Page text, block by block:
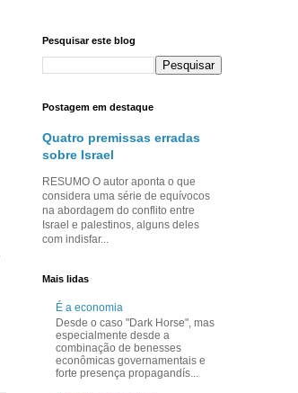
Pesquisar este blog
Postagem em destaque
Quatro premissas erradas
sobre Israel
RESUMO O autor aponta o que
considera uma série de equívocos
na abordagem do conflito entre
Israel e palestinos, alguns deles
com indisfar...
Mais lidas
É a economia
Desde o caso "Dark Horse", mas
especialmente desde a
combinação de benesses
econômicas governamentais e
forte presença propagandís...